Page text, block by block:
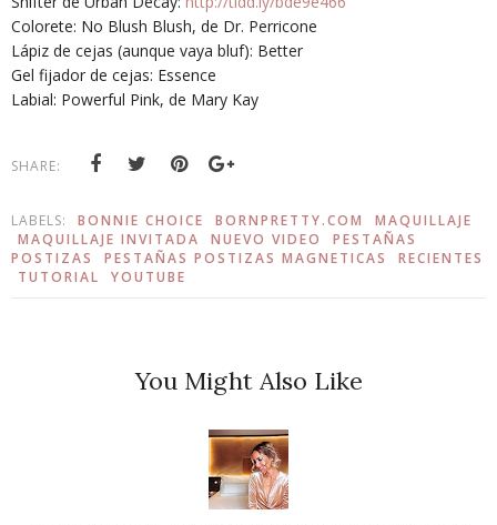
Colorete: No Blush Blush, de Dr. Perricone
Lápiz de cejas (aunque vaya bluf): Better
Gel fijador de cejas: Essence
Labial: Powerful Pink, de Mary Kay
SHARE:
LABELS: BONNIE CHOICE BORNPRETTY.COM
MAQUILLAJE
MAQUILLAJE INVITADA
NUEVO VIDEO
PESTAÑAS
POSTIZAS
PESTAÑAS POSTIZAS MAGNETICAS
RECIENTES
TUTORIAL
YOUTUBE
You Might Also Like